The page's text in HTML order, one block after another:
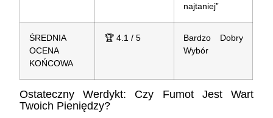
najtaniej”
ŚREDNIA
OCENA
KOŃCOWA
🏆 4.1 / 5
Bardzo Dobry
Wybór
Ostateczny Werdykt: Czy Fumot Jest Wart
Twoich Pieniędzy?